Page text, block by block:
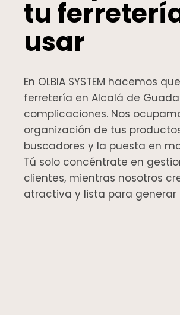
tu
usar
En OLBIA SYSTEM hacemos
ferretería en Alcalá de
complicaciones. Nos
organización de tus
buscadores y la puesta en
Tú solo concéntrate en
clientes, mientras nosotros
atractiva y lista para generar